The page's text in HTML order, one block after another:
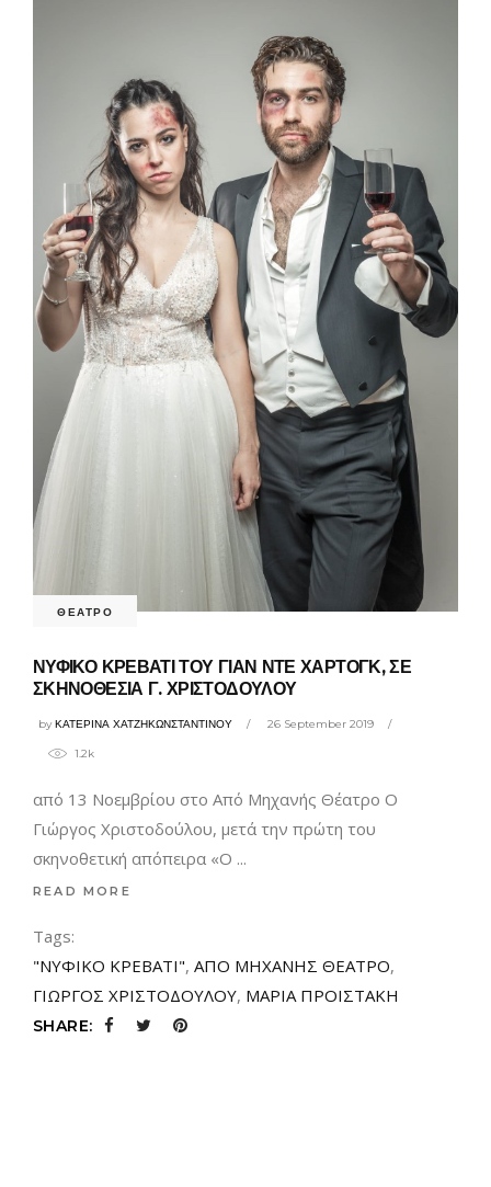
ΘΕΑΤΡΟ
ΝΥΦΙΚΟ ΚΡΕΒΑΤΙ ΤΟΥ ΓΙΑΝ ΝΤΕ ΧΑΡΤΟΓΚ, ΣΕ
ΣΚΗΝΟΘΕΣΙΑ Γ. ΧΡΙΣΤΟΔΟΥΛΟΥ
byΚΑΤΕΡΙΝΑ ΧΑΤΖΗΚΩΝΣΤΑΝΤΙΝΟΥ 26 September 2019
1.2k
από 13 Νοεμβρίου στο Από Μηχανής Θέατρο Ο
Γιώργος Χριστοδούλου, μετά την πρώτη του
σκηνοθετική απόπειρα «Ο
READ MORE
Tags:
"ΝΥΦΙΚΟ ΚΡΕΒΑΤΙ", ΑΠΟ ΜΗΧΑΝΗΣ ΘΕΑΤΡΟ,
ΓΙΩΡΓΟΣ ΧΡΙΣΤΟΔΟΥΛΟΥ, ΜΑΡΙΑ ΠΡΟΙΣΤΑΚΗ
SHARE: